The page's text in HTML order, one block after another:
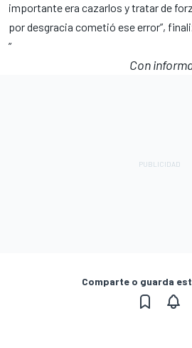
importante era cazarlos y tratar de
por desgracia cometió ese error”,
”
Con
Comparte o guarda